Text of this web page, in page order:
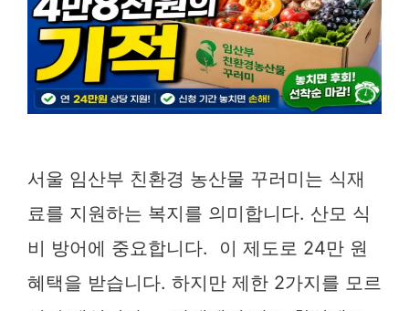
서울 임산부 친환경 농산물 꾸러미는 식재
료를 지원하는 복지를 의미합니다. 산모 식
비 방어에 중요합니다. 이 제도로 24만 원
혜택을 받습니다. 하지만 제한 2가지를 모르